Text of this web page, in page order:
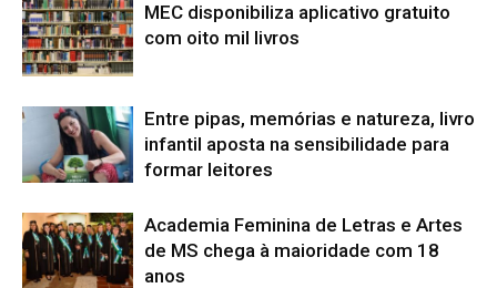
MEC disponibiliza aplicativo gratuito
com oito mil livros
Entre pipas, memórias e natureza, livro
infantil aposta na sensibilidade para
formar leitores
Academia Feminina de Letras e Artes
de MS chega à maioridade com 18
anos